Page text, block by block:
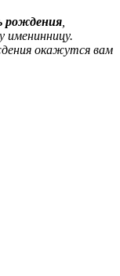
рождения
именинницу.
окажутся вам